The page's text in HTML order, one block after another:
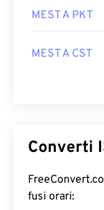
MEST A PKT
MEST A CST
Converti
fusi orari: